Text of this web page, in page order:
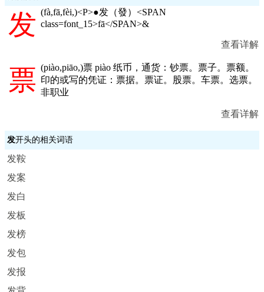
发 (fà,fā,fèi,)<P>●发（發）<SPAN
class=font_15>fā</SPAN>&
查看详解
票 (piào,piāo,)票 piào 纸币，通货：钞票。票子。票额。
印的或写的凭证：票据。票证。股票。车票。选票。
非职业
查看详解
发开头的相关词语
发鞍
发案
发白
发板
发榜
发包
发报